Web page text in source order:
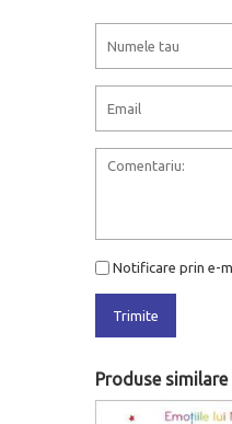
Notificare prin e-
Trimite
Produse similare